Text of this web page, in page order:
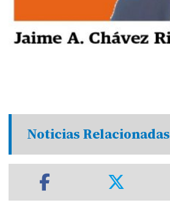
Noticias Relacionadas